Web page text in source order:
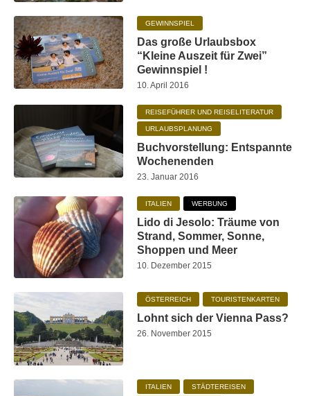
GEWINNSPIEL
Das große Urlaubsbox
“Kleine Auszeit für Zwei”
Gewinnspiel !
10. April 2016
REISEFÜHRER UND REISELITERATUR
URLAUBSPLANUNG
Buchvorstellung: Entspannte
Wochenenden
23. Januar 2016
ITALIEN WERBUNG
Lido di Jesolo: Träume von
Strand, Sommer, Sonne,
Shoppen und Meer
10. Dezember 2015
ÖSTERREICH TOURISTENKARTEN
Lohnt sich der Vienna Pass?
26. November 2015
ITALIEN STÄDTEREISEN